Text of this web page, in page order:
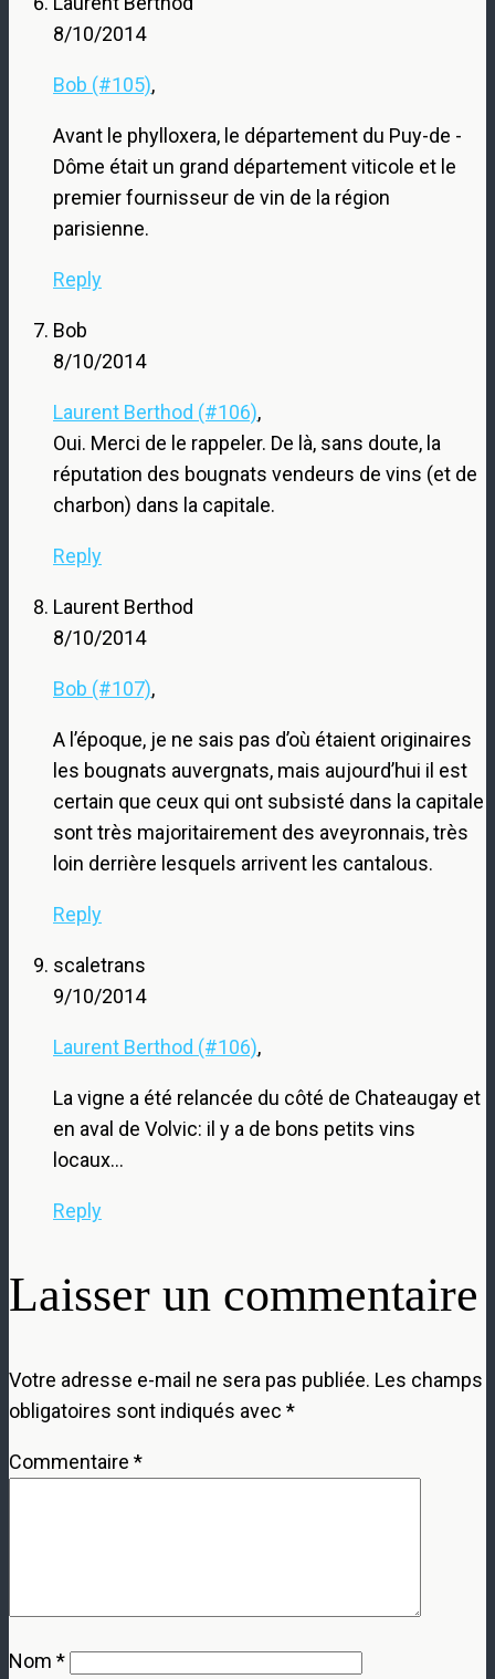
8/10/2014
Bob (#105),
Avant le phylloxera, le département du Puy-de -
Dôme était un grand département viticole et le
premier fournisseur de vin de la région
parisienne.
Reply
Bob
8/10/2014
Laurent Berthod (#106),
Oui. Merci de le rappeler. De là, sans doute, la
réputation des bougnats vendeurs de vins (et de
charbon) dans la capitale.
Reply
Laurent Berthod
8/10/2014
Bob (#107),
A l’époque, je ne sais pas d’où étaient originaires
les bougnats auvergnats, mais aujourd’hui il est
certain que ceux qui ont subsisté dans la capitale
sont très majoritairement des aveyronnais, très
loin derrière lesquels arrivent les cantalous.
Reply
scaletrans
9/10/2014
Laurent Berthod (#106),
La vigne a été relancée du côté de Chateaugay et
en aval de Volvic: il y a de bons petits vins
locaux…
Reply
Laisser un commentaire
Votre adresse e-mail ne sera pas publiée. Les champs
obligatoires sont indiqués avec *
Commentaire *
Nom *